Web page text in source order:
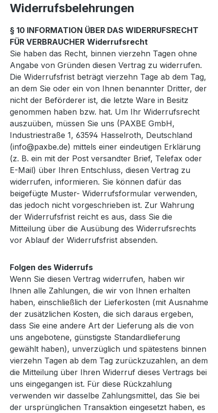
Widerrufsbelehrungen
§ 10 INFORMATION ÜBER DAS WIDERRUFSRECHT
FÜR VERBRAUCHER Widerrufsrecht
Sie haben das Recht, binnen vierzehn Tagen ohne
Angabe von Gründen diesen Vertrag zu widerrufen.
Die Widerrufsfrist beträgt vierzehn Tage ab dem Tag,
an dem Sie oder ein von Ihnen benannter Dritter, der
nicht der Beförderer ist, die letzte Ware in Besitz
genommen haben bzw. hat. Um Ihr Widerrufsrecht
auszuüben, müssen Sie uns (PAXBE GmbH,
Industriestraße 1, 63594 Hasselroth, Deutschland
(info@paxbe.de) mittels einer eindeutigen Erklärung
(z. B. ein mit der Post versandter Brief, Telefax oder
E-Mail) über Ihren Entschluss, diesen Vertrag zu
widerrufen, informieren. Sie können dafür das
beigefügte Muster- Widerrufsformular verwenden,
das jedoch nicht vorgeschrieben ist. Zur Wahrung
der Widerrufsfrist reicht es aus, dass Sie die
Mitteilung über die Ausübung des Widerrufsrechts
vor Ablauf der Widerrufsfrist absenden.
Folgen des Widerrufs
Wenn Sie diesen Vertrag widerrufen, haben wir
Ihnen alle Zahlungen, die wir von Ihnen erhalten
haben, einschließlich der Lieferkosten (mit Ausnahme
der zusätzlichen Kosten, die sich daraus ergeben,
dass Sie eine andere Art der Lieferung als die von
uns angebotene, günstigste Standardlieferung
gewählt haben), unverzüglich und spätestens binnen
vierzehn Tagen ab dem Tag zurückzuzahlen, an dem
die Mitteilung über Ihren Widerruf dieses Vertrags bei
uns eingegangen ist. Für diese Rückzahlung
verwenden wir dasselbe Zahlungsmittel, das Sie bei
der ursprünglichen Transaktion eingesetzt haben, es